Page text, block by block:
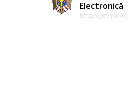
Electronică
http://egov.md/ro